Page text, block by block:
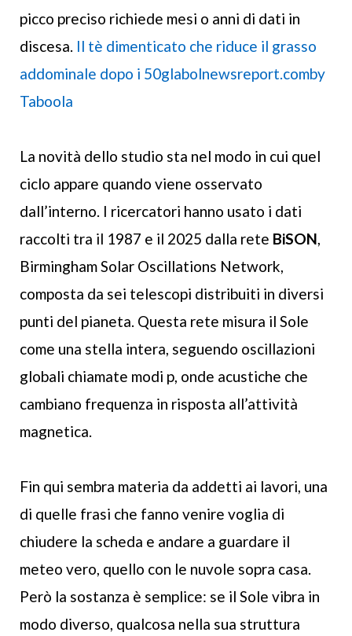
picco preciso richiede mesi o anni di dati in
discesa. Il tè dimenticato che riduce il grasso
addominale dopo i 50glabolnewsreport.comby
Taboola
La novità dello studio sta nel modo in cui quel
ciclo appare quando viene osservato
dall’interno. I ricercatori hanno usato i dati
raccolti tra il 1987 e il 2025 dalla rete BiSON,
Birmingham Solar Oscillations Network,
composta da sei telescopi distribuiti in diversi
punti del pianeta. Questa rete misura il Sole
come una stella intera, seguendo oscillazioni
globali chiamate modi p, onde acustiche che
cambiano frequenza in risposta all’attività
magnetica.
Fin qui sembra materia da addetti ai lavori, una
di quelle frasi che fanno venire voglia di
chiudere la scheda e andare a guardare il
meteo vero, quello con le nuvole sopra casa.
Però la sostanza è semplice: se il Sole vibra in
modo diverso, qualcosa nella sua struttura